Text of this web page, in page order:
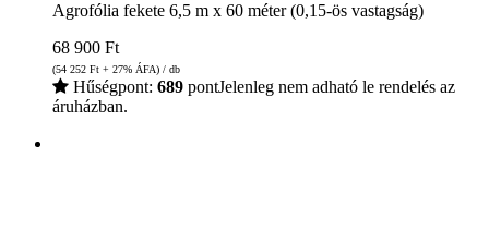
Agrofólia fekete 6,5 m x 60 méter (0,15-ös vastagság)
68 900 Ft
(54 252 Ft + 27% ÁFA) / db
Hűségpont: 689 pontJelenleg nem adható le rendelés az
áruházban.